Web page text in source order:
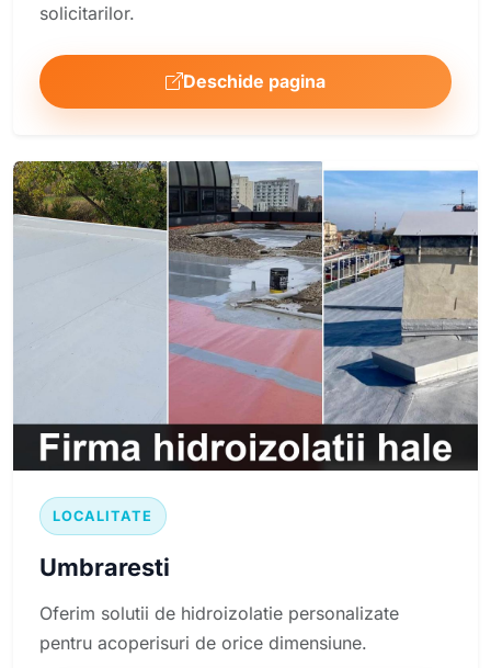
solicitarilor.
Deschide pagina
LOCALITATE
Umbraresti
Oferim solutii de hidroizolatie personalizate
pentru acoperisuri de orice dimensiune.